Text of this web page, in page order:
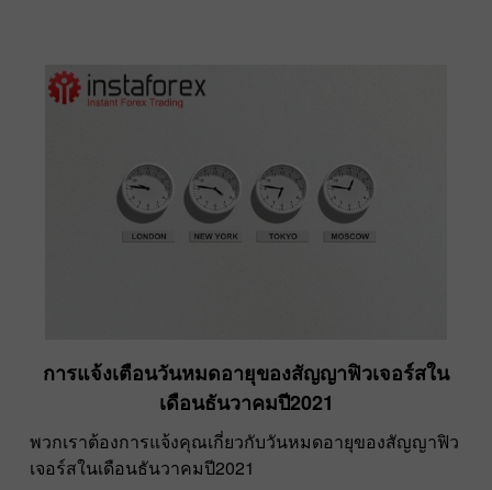
การแจ้งเตือนวันหมดอายุของสัญญาฟิวเจอร์สใน
เดือนธันวาคมปี2021
พวกเราต้องการแจ้งคุณเกี่ยวกับวันหมดอายุของสัญญาฟิว
เจอร์สในเดือนธันวาคมปี2021